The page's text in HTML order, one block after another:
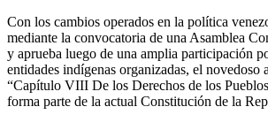
Con los cambios operados en la política
mediante la convocatoria de una Asamblea
y aprueba luego de una amplia participación
entidades indígenas organizadas, el novedoso
“Capítulo VIII De los Derechos de los
forma parte de la actual Constitución de la